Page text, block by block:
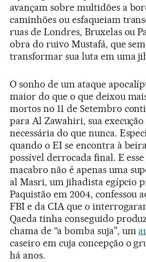
avançam sobre multidões a
caminhões ou esfaqueiam
ruas de Londres, Bruxelas ou
obra do ruivo Mustafá, que
transformar sua luta em uma
O sonho de um ataque
maior do que o que deixou
mortos no 11 de Setembro
para Al Zawahiri, sua execução
necessária do que nunca.
quando o EI se encontra à
possível derrocada final. E
macabro não é apenas uma
al Masri, um jihadista egípcio
Paquistão em 2004, confessou
FBI e da CIA que o
Qaeda tinha conseguido
chama de “a bomba suja”, um
caseiro em cuja concepção o
há anos.